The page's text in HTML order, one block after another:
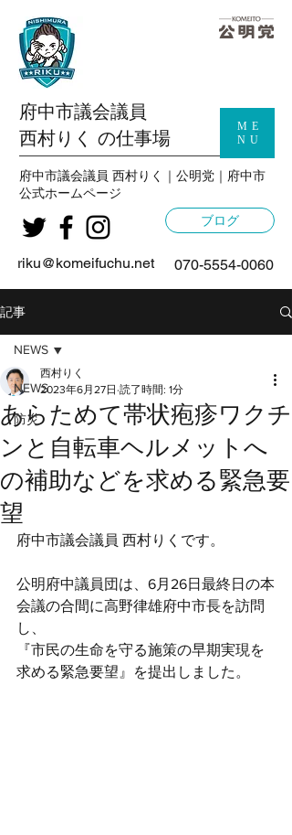
ME
NU
府中市議会議員
西村りく の仕事場
府中市議会議員 西村りく｜公明党｜府中市
公式ホームページ
riku@komeifuchu.net
ブログ
070-5554-0060
記事
NEWS
防災
NEWS
あらためて帯状疱疹ワクチ
ンと自転車ヘルメットへ
の補助などを求める緊急要
望
西村りく
2023年6月27日 読了時間: 1分
府中市議会議員 西村りくです。
公明府中議員団は、6月26日最終日の本
会議の合間に高野律雄府中市長を訪問
し、
『市民の生命を守る施策の早期実現を
求める緊急要望』を提出しました。